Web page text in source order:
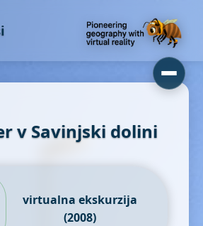
v Savinjski dolini
virtualna ekskurzija
(2008)